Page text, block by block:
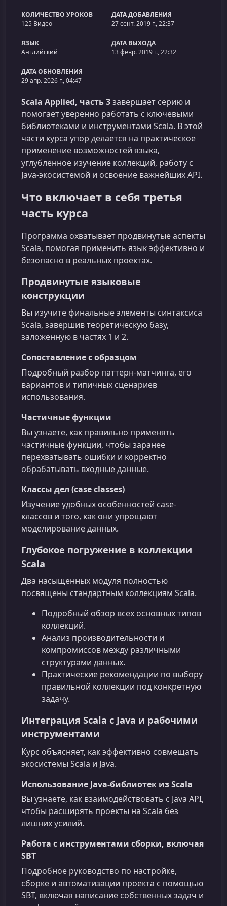
КОЛИЧЕСТВО УРОКОВ
125 Видео
ДАТА ДОБАВЛЕНИЯ
27 сент. 2019 г., 22:37
ЯЗЫК
Английский
ДАТА ВЫХОДА
13 февр. 2019 г., 22:32
ДАТА ОБНОВЛЕНИЯ
29 апр. 2026 г., 04:47
Scala Applied, часть 3завершает серию и
помогает уверенно работать с ключевыми
библиотеками и инструментами Scala. В этой
части курса упор делается на практическое
применение возможностей языка,
углублённое изучение коллекций, работу с
Java-экосистемой и освоение важнейших API.
Что включает в себя третья
часть курса
Программа охватывает продвинутые аспекты
Scala, помогая применить язык эффективно и
безопасно в реальных проектах.
Продвинутые языковые
конструкции
Вы изучите финальные элементы синтаксиса
Scala, завершив теоретическую базу,
заложенную в частях 1 и 2.
Сопоставление с образцом
Подробный разбор паттерн-матчинга, его
вариантов и типичных сценариев
использования.
Частичные функции
Вы узнаете, как правильно применять
частичные функции, чтобы заранее
перехватывать ошибки и корректно
обрабатывать входные данные.
Классы дел (case classes)
Изучение удобных особенностей case-
классов и того, как они упрощают
моделирование данных.
Глубокое погружение в коллекции
Scala
Два насыщенных модуля полностью
посвящены стандартным коллекциям Scala.
Подробный обзор всех основных типов
коллекций.
Анализ производительности и
компромиссов между различными
структурами данных.
Практические рекомендации по выбору
правильной коллекции под конкретную
задачу.
Интеграция Scala с Java и рабочими
инструментами
Курс объясняет, как эффективно совмещать
экосистемы Scala и Java.
Использование Java-библиотек из Scala
Вы узнаете, как взаимодействовать с Java API,
чтобы расширять проекты на Scala без
лишних усилий.
Работа с инструментами сборки, включая
SBT
Подробное руководство по настройке,
сборке и автоматизации проекта с помощью
SBT, включая написание собственных задач и